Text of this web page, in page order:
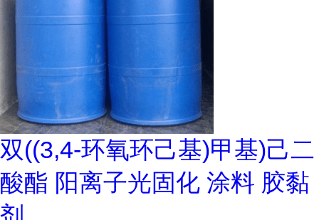
双((3,4-环氧环己基)甲基)己二
酸酯 阳离子光固化 涂料 胶黏